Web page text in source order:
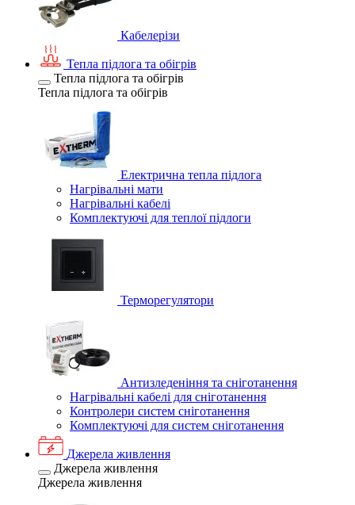
Кабелерізи
Тепла підлога та обігрів
Тепла підлога та обігрів
Тепла підлога та обігрів
Електрична тепла підлога
Нагрівальні мати
Нагрівальні кабелі
Комплектуючі для теплої підлоги
Терморегулятори
Антизледеніння та сніготанення
Нагрівальні кабелі для сніготанення
Контролери систем сніготанення
Комплектуючі для систем сніготанення
Джерела живлення
Джерела живлення
Джерела живлення